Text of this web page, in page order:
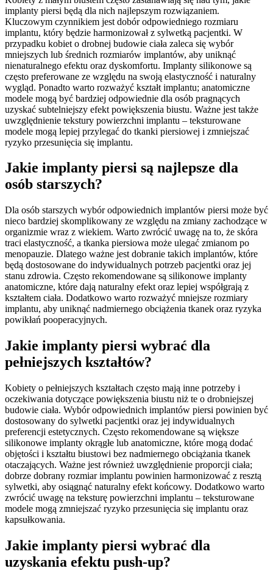
implanty piersi będą dla nich najlepszym rozwiązaniem.
Kluczowym czynnikiem jest dobór odpowiedniego rozmiaru
implantu, który będzie harmonizował z sylwetką pacjentki. W
przypadku kobiet o drobnej budowie ciała zaleca się wybór
mniejszych lub średnich rozmiarów implantów, aby uniknąć
nienaturalnego efektu oraz dyskomfortu. Implanty silikonowe są
często preferowane ze względu na swoją elastyczność i naturalny
wygląd. Ponadto warto rozważyć kształt implantu; anatomiczne
modele mogą być bardziej odpowiednie dla osób pragnących
uzyskać subtelniejszy efekt powiększenia biustu. Ważne jest także
uwzględnienie tekstury powierzchni implantu – teksturowane
modele mogą lepiej przylegać do tkanki piersiowej i zmniejszać
ryzyko przesunięcia się implantu.
Jakie implanty piersi są najlepsze dla
osób starszych?
Dla osób starszych wybór odpowiednich implantów piersi może być
nieco bardziej skomplikowany ze względu na zmiany zachodzące w
organizmie wraz z wiekiem. Warto zwrócić uwagę na to, że skóra
traci elastyczność, a tkanka piersiowa może ulegać zmianom po
menopauzie. Dlatego ważne jest dobranie takich implantów, które
będą dostosowane do indywidualnych potrzeb pacjentki oraz jej
stanu zdrowia. Często rekomendowane są silikonowe implanty
anatomiczne, które dają naturalny efekt oraz lepiej współgrają z
kształtem ciała. Dodatkowo warto rozważyć mniejsze rozmiary
implantu, aby uniknąć nadmiernego obciążenia tkanek oraz ryzyka
powikłań pooperacyjnych.
Jakie implanty piersi wybrać dla
pełniejszych kształtów?
Kobiety o pełniejszych kształtach często mają inne potrzeby i
oczekiwania dotyczące powiększenia biustu niż te o drobniejszej
budowie ciała. Wybór odpowiednich implantów piersi powinien być
dostosowany do sylwetki pacjentki oraz jej indywidualnych
preferencji estetycznych. Często rekomendowane są większe
silikonowe implanty okrągłe lub anatomiczne, które mogą dodać
objętości i kształtu biustowi bez nadmiernego obciążania tkanek
otaczających. Ważne jest również uwzględnienie proporcji ciała;
dobrze dobrany rozmiar implantu powinien harmonizować z resztą
sylwetki, aby osiągnąć naturalny efekt końcowy. Dodatkowo warto
zwrócić uwagę na teksturę powierzchni implantu – teksturowane
modele mogą zmniejszać ryzyko przesunięcia się implantu oraz
kapsułkowania.
Jakie implanty piersi wybrać dla
uzyskania efektu push-up?